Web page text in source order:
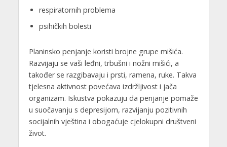
respiratornih problema
psihičkih bolesti
Planinsko penjanje koristi brojne grupe mišića.
Razvijaju se vaši leđni, trbušni i nožni mišići, a
također se razgibavaju i prsti, ramena, ruke. Takva
tjelesna aktivnost povećava izdržljivost i jača
organizam. Iskustva pokazuju da penjanje pomaže
u suočavanju s depresijom, razvijanju pozitivnih
socijalnih vještina i obogaćuje cjelokupni društveni
život.